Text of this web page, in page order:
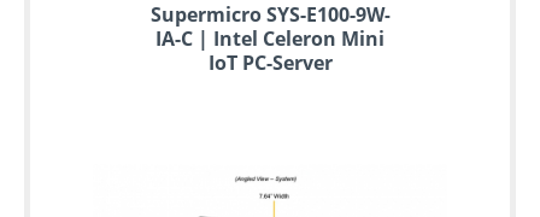
Supermicro SYS-E100-9W-
IA-C | Intel Celeron Mini
IoT PC-Server